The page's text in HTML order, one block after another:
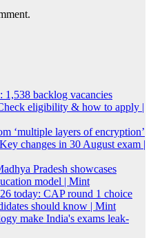
backlog vacancies
eligibility & how to apply |
‘multiple layers of encryption’
changes in 30 August exam |
Pradesh showcases
model | Mint
today: CAP round 1 choice
should know | Mint
make India's exams leak-